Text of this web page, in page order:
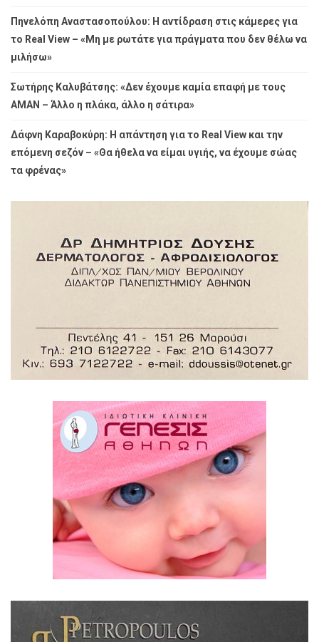
Πηνελόπη Αναστασοπούλου: Η αντίδραση στις κάμερες για
το Real View – «Μη με ρωτάτε για πράγματα που δεν θέλω να
μιλήσω»
Σωτήρης Καλυβάτσης: «Δεν έχουμε καμία επαφή με τους
ΑΜΑΝ – Άλλο η πλάκα, άλλο η σάτιρα»
Δάφνη Καραβοκύρη: Η απάντηση για το Real View και την
επόμενη σεζόν – «Θα ήθελα να είμαι υγιής, να έχουμε σώας
τα φρένας»